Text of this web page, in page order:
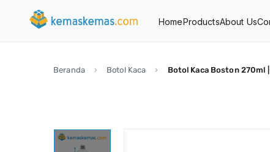
HomeProductsAbout Us
Beranda Botol Kaca Botol Kaca Boston 270ml